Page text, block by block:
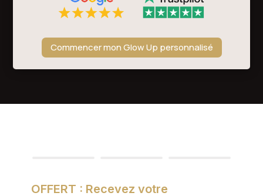
Commencer mon Glow Up personnalisé